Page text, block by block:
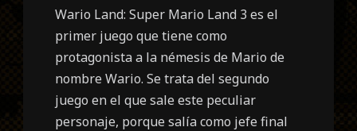
Wario Land: Super Mario Land 3 es el
primer juego que tiene como
protagonista a la némesis de Mario de
nombre Wario. Se trata del segundo
juego en el que sale este peculiar
personaje, porque salía como jefe final